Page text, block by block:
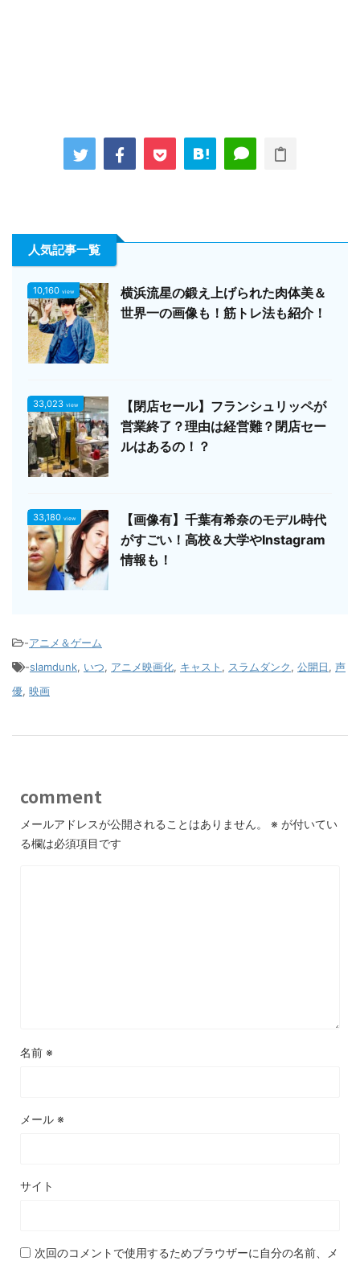
人気記事一覧
10,160 view
横浜流星の鍛え上げられた肉体美＆
世界一の画像も！筋トレ法も紹介！
33,023 view
【閉店セール】フランシュリッペが
営業終了？理由は経営難？閉店セー
ルはあるの！？
33,180 view
【画像有】千葉有希奈のモデル時代
がすごい！高校＆大学やInstagram
情報も！
-アニメ＆ゲーム
-slamdunk, いつ, アニメ映画化, キャスト , スラムダンク, 公開日, 声
優, 映画
comment
メールアドレスが公開されることはありません。 ※ が付いてい
る欄は必須項目です
名前 ※
メール ※
サイト
次回のコメントで使用するためブラウザーに自分の名前、メ